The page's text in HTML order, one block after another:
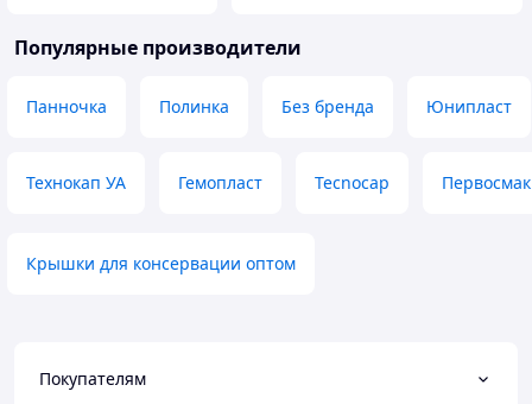
Популярные производители
Панночка Полинка Без бренда Юнипласт
Технокап УА Гемопласт Tecnocap Первосмак
Крышки для консервации оптом
Покупателям